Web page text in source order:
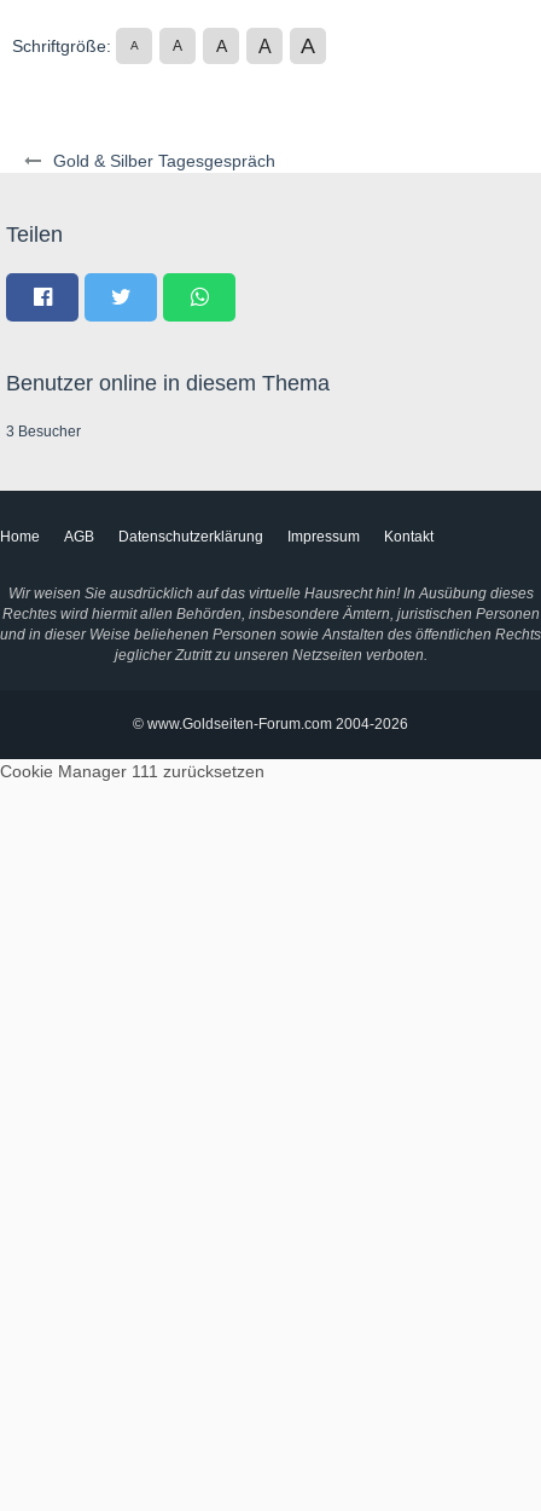
Gold & Silber Tagesgespräch
Schriftgröße: A A A A A
Teilen
Benutzer online in diesem Thema
3 Besucher
Home AGB Datenschutzerklärung Impressum Kontakt
Wir weisen Sie ausdrücklich auf das virtuelle Hausrecht hin! In Ausübung dieses
Rechtes wird hiermit allen Behörden, insbesondere Ämtern, juristischen Personen
und in dieser Weise beliehenen Personen sowie Anstalten des öffentlichen Rechts
jeglicher Zutritt zu unseren Netzseiten verboten.
© www.Goldseiten-Forum.com 2004-2026
Cookie Manager 111 zurücksetzen